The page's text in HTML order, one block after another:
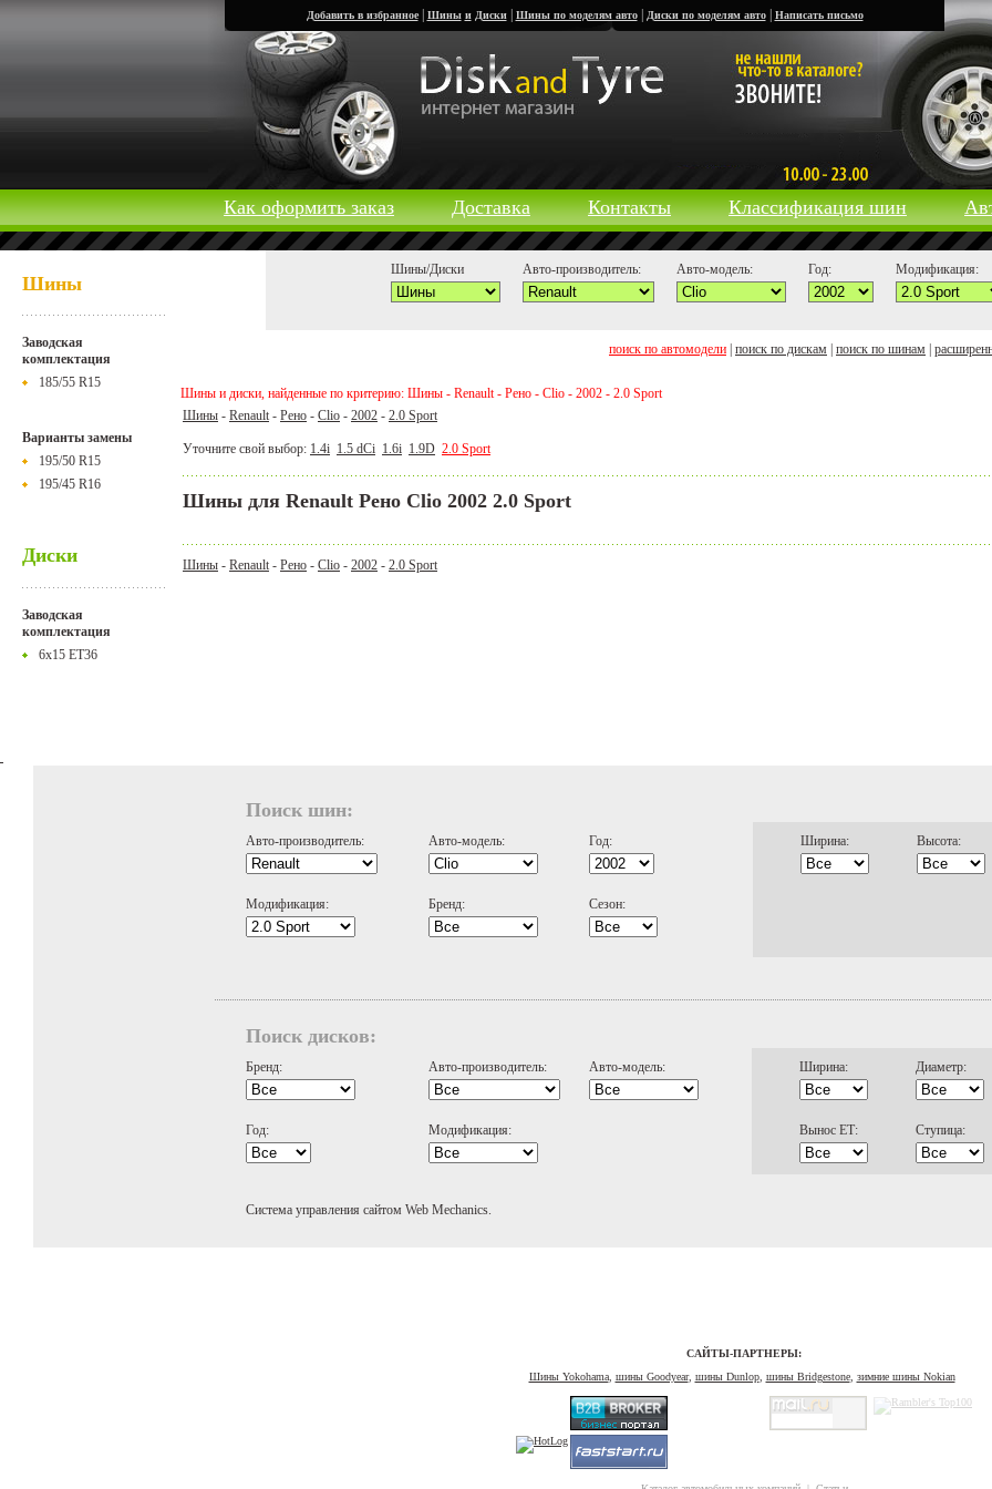
Добавить в избранное| Шины и Диски| Шины по моделям авто| Диски по моделям авто| Написать письмо
Как оформить заказ Доставка Контакты Классификация шин
Шины
Заводская
комплектация
185/55 R15
Варианты замены
195/50 R15
195/45 R16
Диски
Заводская
комплектация
6x15 ET36
Шины/Диски Авто-производитель: Авто-модель: Год: Модификация:
поиск по автомодели поиск по дискам поиск по шинам
Шины и диски, найденные по критерию: Шины - Renault - Рено - Clio - 2002 - 2.0 Sport
Шины - Renault - Рено - Clio - 2002 - 2.0 Sport
Уточните свой выбор: 1.4i 1.5 dCi 1.6i 1.9D 2.0 Sport
Шины для Renault Рено Clio 2002 2.0 Sport
Шины - Renault - Рено - Clio - 2002 - 2.0 Sport
Поиск шин:
Авто-производитель: Авто-модель: Год:
Модификация: Бренд: Сезон:
Ширина: Высота:
Поиск дисков:
Бренд: Авто-производитель: Авто-модель:
Год: Модификация:
Ширина: Диаметр:
Вынос ЕТ: Ступица:
Система управления сайтом Web Mechanics.
САЙТЫ-ПАРТНЕРЫ:
Шины Yokohama, шины Goodyear, шины Dunlop, шины Bridgestone, зимние шины Nokian